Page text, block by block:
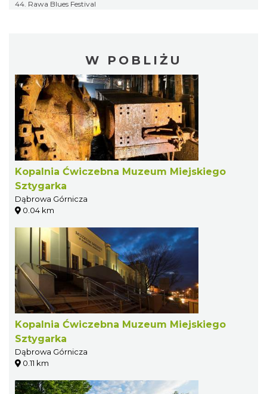
44. Rawa Blues Festival
W POBLIŻU
Kopalnia Ćwiczebna Muzeum Miejskiego
Sztygarka
Dąbrowa Górnicza
0.04 km
Kopalnia Ćwiczebna Muzeum Miejskiego
Sztygarka
Dąbrowa Górnicza
0.11 km